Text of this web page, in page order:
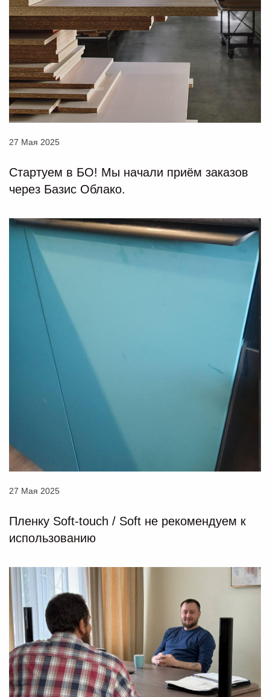
27 Мая 2025
Стартуем в БО! Мы начали приём заказов
через Базис Облако.
27 Мая 2025
Пленку Soft-touch / Soft не рекомендуем к
использованию